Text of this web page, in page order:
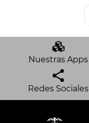
Nuestras Apps
Redes Sociales